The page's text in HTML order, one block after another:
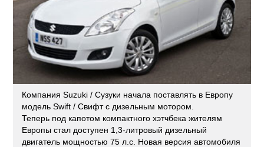
Компания Suzuki / Сузуки начала поставлять в Европу
модель Swift / Свифт с дизельным мотором.
Теперь под капотом компактного хэтчбека жителям
Европы стал доступен 1,3-литровый дизельный
двигатель мощностью 75 л.с. Новая версия автомобиля